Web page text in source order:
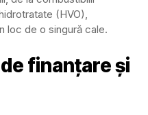
(HVO),
loc de o singură cale.
finanțare și